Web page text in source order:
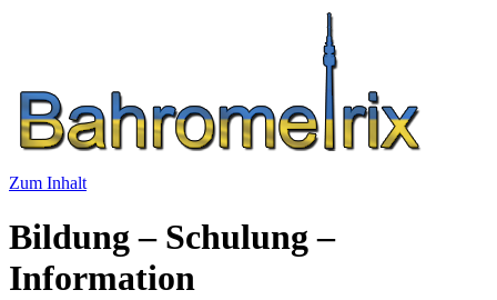
Zum Inhalt
Bildung – Schulung –
Information